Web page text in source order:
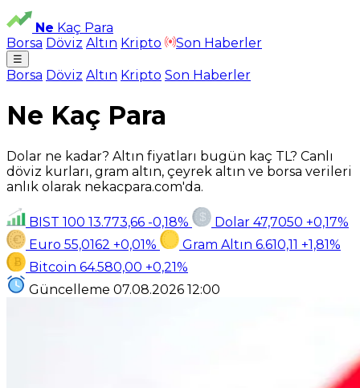
Ne Kaç Para
Borsa Döviz Altın Kripto Son Haberler
☰
Borsa Döviz Altın Kripto Son Haberler
Ne Kaç Para
Dolar ne kadar? Altın fiyatları bugün kaç TL? Canlı
döviz kurları, gram altın, çeyrek altın ve borsa verileri
anlık olarak nekacpara.com'da.
BIST 100 13.773,66 -0,18% Dolar 47,7050 +0,17%
Euro 55,0162 +0,01% Gram Altın 6.610,11 +1,81%
Bitcoin 64.580,00 +0,21%
Güncelleme 07.08.2026 12:00